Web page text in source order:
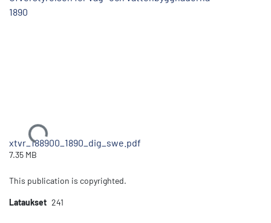
1890
Ladataan...
xtvr_188900_1890_dig_swe.pdf
7.35 MB
This publication is copyrighted.
Lataukset 241